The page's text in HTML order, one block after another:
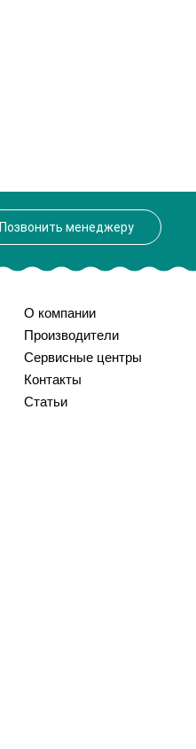
Позвонить менеджеру
О компании
Производители
Сервисные центры
Контакты
Статьи